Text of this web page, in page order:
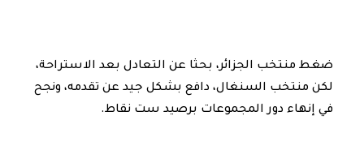
ضغط منتخب الجزائر، بحثا عن التعادل بعد الاستراحة،
لكن منتخب السنغال، دافع بشكل جيد عن تقدمه، ونجح
في إنهاء دور المجموعات برصيد ست نقاط.